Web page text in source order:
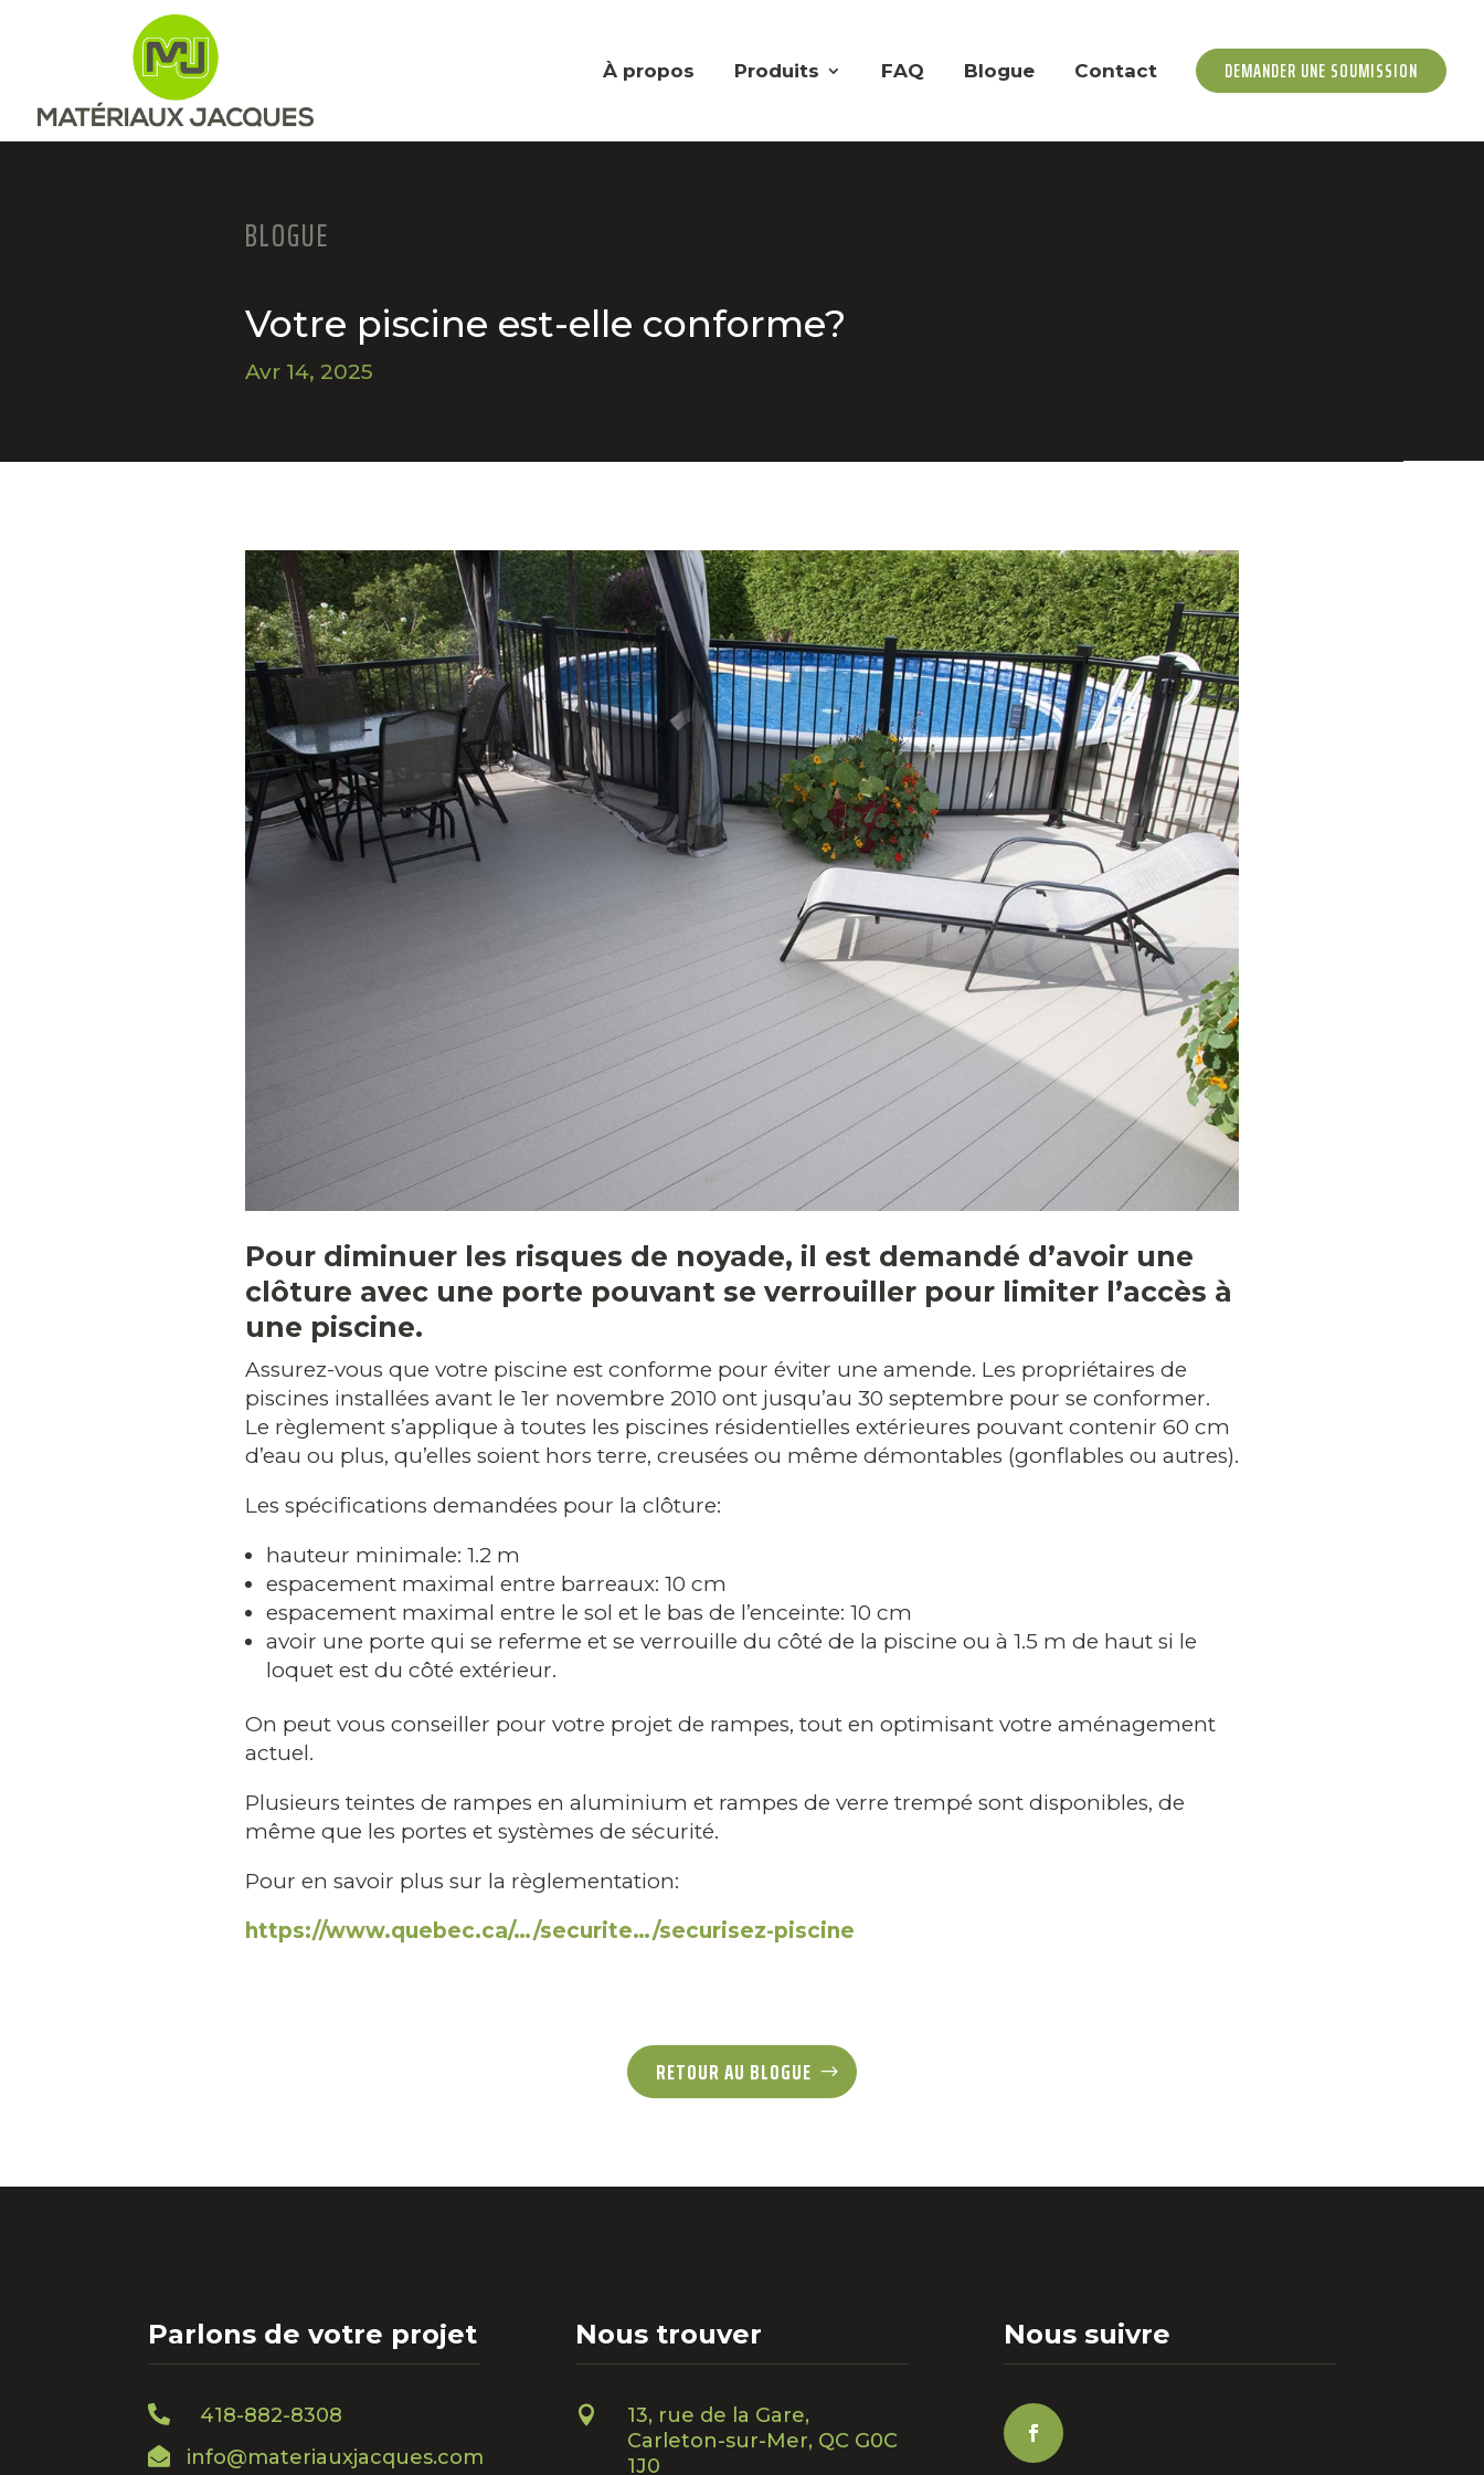
À propos Produits FAQ Blogue Contact DEMANDER UNE SOUMISSION
BLOGUE
Votre piscine est-elle conforme?
Avr 14, 2025
Pour diminuer les risques de noyade, il est demandé d’avoir une
clôture avec une porte pouvant se verrouiller pour limiter l’accès à
une piscine.
Assurez-vous que votre piscine est conforme pour éviter une amende. Les propriétaires de
piscines installées avant le 1er novembre 2010 ont jusqu’au 30 septembre pour se conformer.
Le règlement s’applique à toutes les piscines résidentielles extérieures pouvant contenir 60 cm
d’eau ou plus, qu’elles soient hors terre, creusées ou même démontables (gonflables ou autres).
Les spécifications demandées pour la clôture:
hauteur minimale: 1.2 m
espacement maximal entre barreaux: 10 cm
espacement maximal entre le sol et le bas de l’enceinte: 10 cm
avoir une porte qui se referme et se verrouille du côté de la piscine ou à 1.5 m de haut si le
loquet est du côté extérieur.
On peut vous conseiller pour votre projet de rampes, tout en optimisant votre aménagement
actuel.
Plusieurs teintes de rampes en aluminium et rampes de verre trempé sont disponibles, de
même que les portes et systèmes de sécurité.
Pour en savoir plus sur la règlementation:
https://www.quebec.ca/…/securite…/securisez-piscine
RETOUR AU BLOGUE
Parlons de votre projet
 418-882-8308
 info@materiauxjacques.com
Nous trouver

13, rue de la Gare,
Carleton-sur-Mer, QC G0C
1J0
Nous suivre